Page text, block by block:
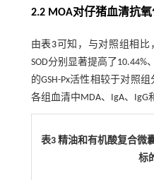
2.2 MOA对仔猪血清抗
由表3可知，与对照组相比
SOD分别显著提高了
的GSH-Px活性相较于对照组
各组血清中MDA、IgA、IgG
表3 精油和有机酸复合微
标